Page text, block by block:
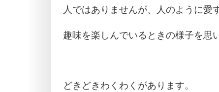
人ではありませんが、人のように愛
趣味を楽しんでいるときの様子を思
どきどきわくわくがあります。